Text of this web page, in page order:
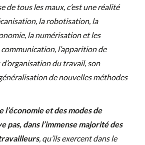
de tous les maux, c’est une réalité
la robotisation, la
la numérisation et les
l’apparition de
du travail, son
de nouvelles méthodes
et des modes de
pas, dans l’immense majorité des
, qu’ils exercent dans le